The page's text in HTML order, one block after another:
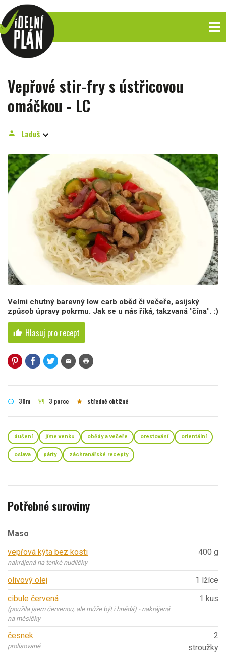
Vepřové stir-fry s ústřicovou
omáčkou - LC
person Laduš
Velmi chutný barevný low carb oběd či večeře, asijský
způsob úpravy pokrmu. Jak se u nás říká, takzvaná "čína". :)
thumb_up Hlasuj pro recept
mail print
schedule 30m restaurant 3 porce star středně obtížné
dušení jíme venku obědy a večeře orestování orientální
oslava párty záchranářské recepty
Potřebné suroviny
Maso
vepřová kýta bez kosti
nakrájená na tenké nudličky
400 g
olivový olej
1 lžíce
cibule červená
(použila jsem červenou, ale může být i hnědá) - nakrájená
na měsíčky
1 kus
česnek
prolisované
2
stroužky